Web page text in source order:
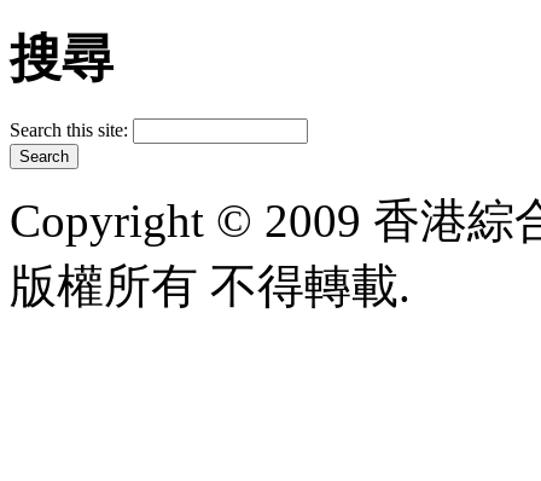
搜尋
Search this site:
Copyright © 2009 香港綜
版權所有 不得轉載.